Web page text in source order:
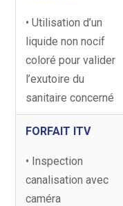
• Utilisation d’un
liquide non nocif
coloré pour valider
l’exutoire du
sanitaire concerné
FORFAIT ITV
• Inspection
canalisation avec
caméra